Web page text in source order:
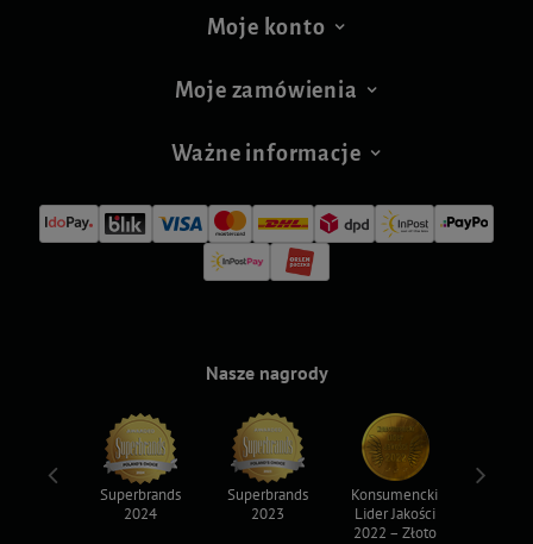
Moje konto
Moje zamówienia
Ważne informacje
Nasze nagrody
Superbrands
2024
Superbrands
2023
Konsumencki
Lider Jakości
2022 – Złoto